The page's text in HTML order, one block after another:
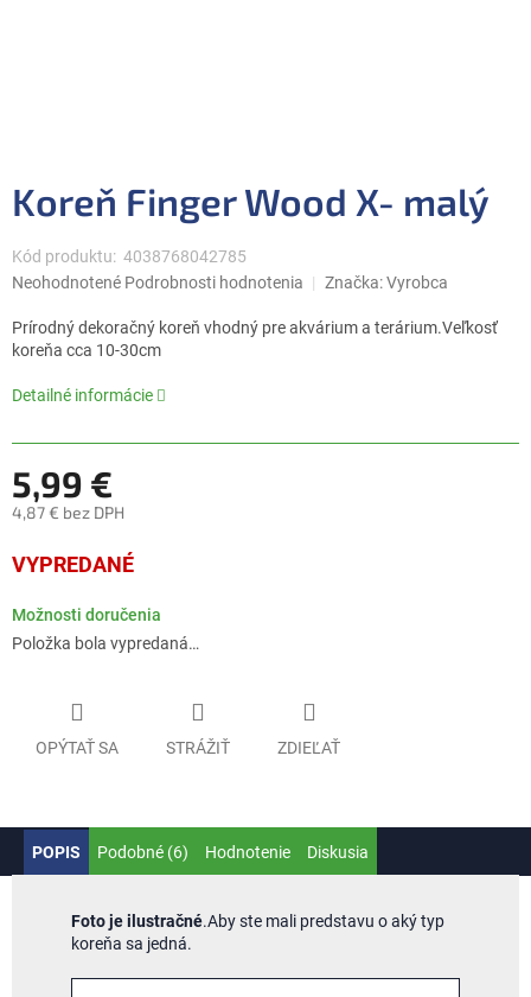
Koreň Finger Wood X- malý
Kód produktu: 4038768042785
Priemerné
produktu
je
z
hviezdičiek.
Neohodnotené Podrobnosti hodnotenia Značka:Vyrobca
Prírodný dekoračný koreň vhodný pre akvárium a terárium.Veľkosť
koreňa cca 10-30cm
Detailné informácie
5,99 €
4,87 € bez DPH
cena:
VYPREDANÉ
Možnosti doručenia
Položka bola vypredaná…
OPÝTAŤ SA STRÁŽIŤ ZDIEĽAŤ
POPIS Podobné (6) Hodnotenie Diskusia
Foto je ilustračné.Aby ste mali predstavu o aký typ
koreňa sa jedná.